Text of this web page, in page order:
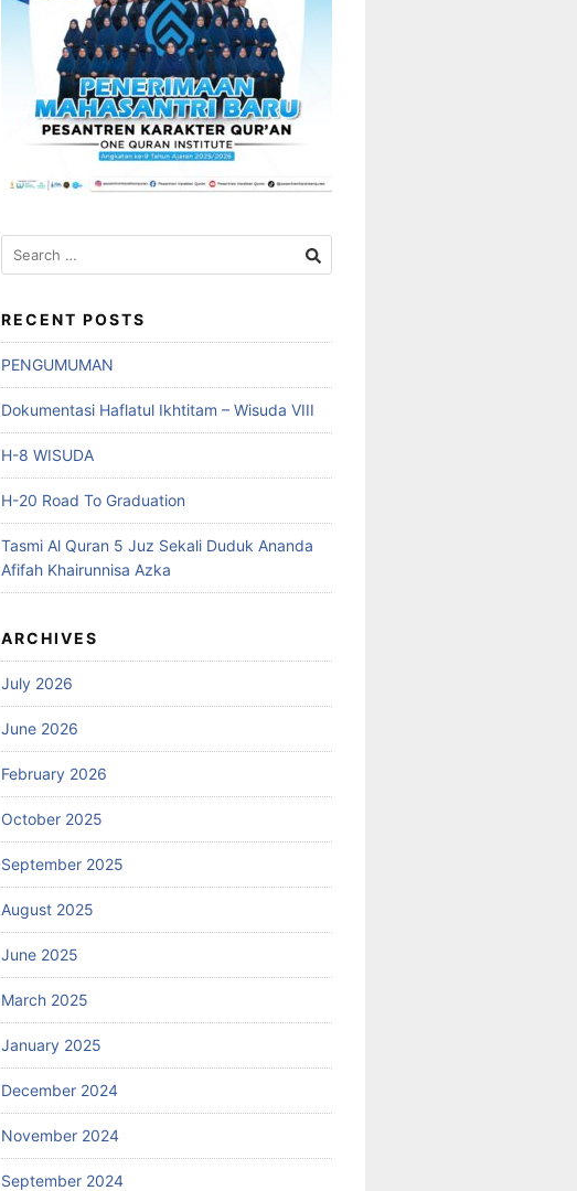
Search
for:
RECENT POSTS
PENGUMUMAN
Dokumentasi Haflatul Ikhtitam – Wisuda VIII
H-8 WISUDA
H-20 Road To Graduation
Tasmi Al Quran 5 Juz Sekali Duduk Ananda
Afifah Khairunnisa Azka
ARCHIVES
July 2026
June 2026
February 2026
October 2025
September 2025
August 2025
June 2025
March 2025
January 2025
December 2024
November 2024
September 2024